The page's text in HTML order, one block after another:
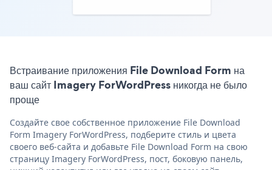
Встраивание приложения File Download Form на
ваш сайт Imagery ForWordPress никогда не было
проще
Создайте свое собственное приложение File Download
Form Imagery ForWordPress, подберите стиль и цвета
своего веб-сайта и добавьте File Download Form на свою
страницу Imagery ForWordPress, пост, боковую панель,